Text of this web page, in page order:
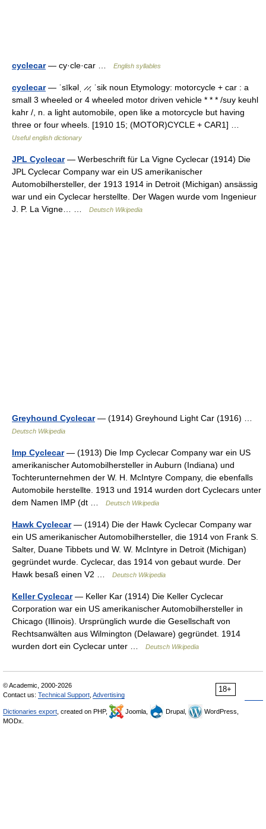
cyclecar— cy·cle·car … English syllables
cyclecar— ˈsīkəlˌ ̷ ̷, ˈsik noun Etymology: motorcycle + car : a
small 3 wheeled or 4 wheeled motor driven vehicle * * * /suy keuhl
kahr /, n. a light automobile, open like a motorcycle but having
three or four wheels. [1910 15; (MOTOR)CYCLE + CAR1] …
Useful english dictionary
JPL Cyclecar— Werbeschrift für La Vigne Cyclecar (1914) Die
JPL Cyclecar Company war ein US amerikanischer
Automobilhersteller, der 1913 1914 in Detroit (Michigan) ansässig
war und ein Cyclecar herstellte. Der Wagen wurde vom Ingenieur
J. P. La Vigne… …
Deutsch Wikipedia
Greyhound Cyclecar— (1914) Greyhound Light Car (1916) …
Deutsch Wikipedia
Imp Cyclecar— (1913) Die Imp Cyclecar Company war ein US
amerikanischer Automobilhersteller in Auburn (Indiana) und
Tochterunternehmen der W. H. McIntyre Company, die ebenfalls
Automobile herstellte. 1913 und 1914 wurden dort Cyclecars unter
dem Namen IMP (dt …
Deutsch Wikipedia
Hawk Cyclecar— (1914) Die der Hawk Cyclecar Company war
ein US amerikanischer Automobilhersteller, die 1914 von Frank S.
Salter, Duane Tibbets und W. W. McIntyre in Detroit (Michigan)
gegründet wurde. Cyclecar, das 1914 von gebaut wurde. Der
Hawk besaß einen V2 …
Deutsch Wikipedia
Keller Cyclecar— Keller Kar (1914) Die Keller Cyclecar
Corporation war ein US amerikanischer Automobilhersteller in
Chicago (Illinois). Ursprünglich wurde die Gesellschaft von
Rechtsanwälten aus Wilmington (Delaware) gegründet. 1914
wurden dort ein Cyclecar unter …
Deutsch Wikipedia
18+
© Academic, 2000-2026
Contact us: Technical Support Advertising
Dictionaries export , created on PHP, Joomla, Drupal,
WordPress,
MODx.